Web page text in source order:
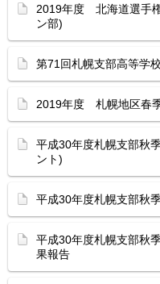
2019年度 北海道選手
ン部)
第71回札幌支部高等学
2019年度 札幌地区春
平成30年度札幌支部秋
ント)
平成30年度札幌支部秋
平成30年度札幌支部秋
果報告